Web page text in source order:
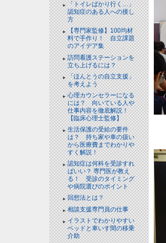
「トイレばかり行く…」
認知症のある人への接し
方
【専門家監修】100均材
料で手作り！ 自立課題
のアイデア集
訪問看護ステーションを
立ち上げるには？
「ほんとうの自立支援」
を考えよう
心理カウンセラーになる
には？ 向いている人や
仕事内容を徹底解説！
【臨床心理士監修】
生活保護の受給の要件
は？ 持ち家や車の扱い
から医療費までわかりや
すく解説！
認知症は何科を受診すれ
ばいい？ 専門医が教え
る！ 受診のタイミング
や病院選びのポイント
回想法とは？
相談支援専門員の仕事
イラストでわかりやすい
ベッドと⾞いす間の移乗
介助